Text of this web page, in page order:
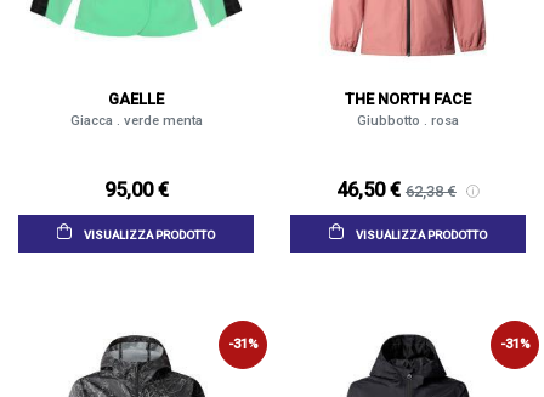
GAELLE
Giacca . verde menta
95,00 €
VISUALIZZA PRODOTTO
THE NORTH FACE
Giubbotto . rosa
46,50 € 62,38 €
VISUALIZZA PRODOTTO
-31% -31%